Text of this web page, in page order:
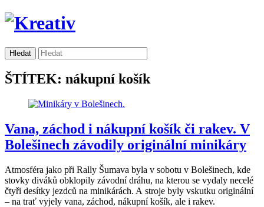
ŠTÍTEK: nákupní košík
Vana, záchod i nákupní košík či rakev. V
Bolešinech závodily originální minikáry
Atmosféra jako při Rally Šumava byla v sobotu v Bolešinech, kde
stovky diváků obklopily závodní dráhu, na kterou se vydaly necelé
čtyři desítky jezdců na minikárách. A stroje byly vskutku originální
– na trať vyjely vana, záchod, nákupní košík, ale i rakev.